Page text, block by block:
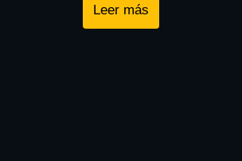
Leer más